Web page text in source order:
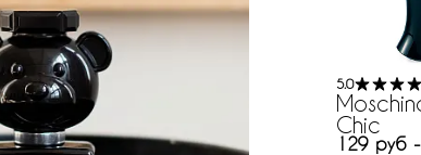
5.0
Chic
129 руб